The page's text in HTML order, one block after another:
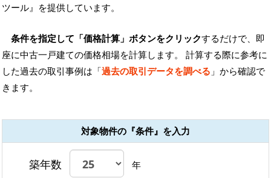
ツール』を提供しています。
条件を指定して「価格計算」ボタンをクリックするだけで、即
座に中古一戸建ての価格相場を計算します。 計算する際に参考に
した過去の取引事例は「過去の取引データを調べる 」から確認で
きます。
対象物件の『条件』を入力
築年数 年